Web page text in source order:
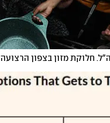
חלוקת מזון בצפון הרצועה